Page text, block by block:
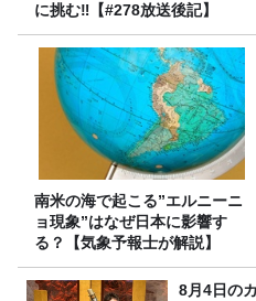
に挑む‼【#278放送後記】
南米の海で起こる”エルニーニ
ョ現象”はなぜ日本に影響す
る？【気象予報士が解説】
8月4日の